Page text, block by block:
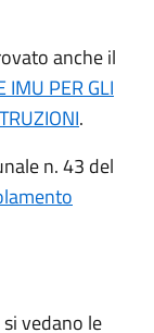
anche il
IMU PER GLI
.
n. 43 del
si vedano le